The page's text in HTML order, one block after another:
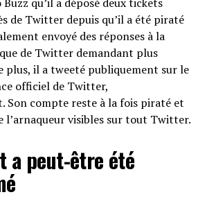
de Twitter depuis qu’il a été piraté
envoyé des réponses à la
de Twitter demandant plus
plus, il a tweeté publiquement sur le
officiel de Twitter,
compte reste à la fois piraté et
l’arnaqueur visibles sur tout Twitter.
a peut-être été